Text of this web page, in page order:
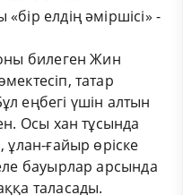
елдің әміршісі» -
билеген Жин
татар
еңбегі үшін алтын
Осы хан тұсында
ұлан-ғайыр өріске
бауырлар арсында
таласады.